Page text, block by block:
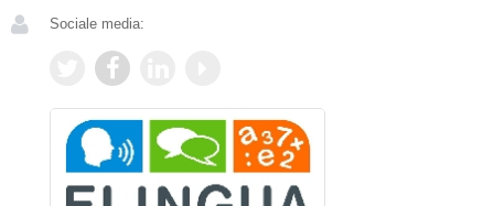
Sociale media: